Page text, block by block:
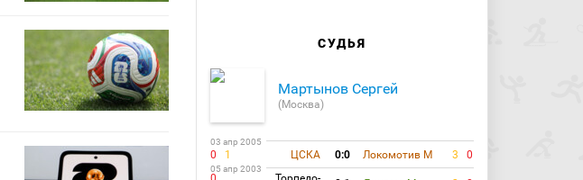
СУДЬЯ
Мартынов Сергей
(Москва)
03 апр 2005
0 1 ЦСКА 0:0 Локомотив М 3 0
05 апр 2003